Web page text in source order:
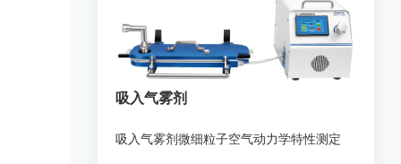
吸入气雾剂
吸入气雾剂微细粒子空气动力学特性测定